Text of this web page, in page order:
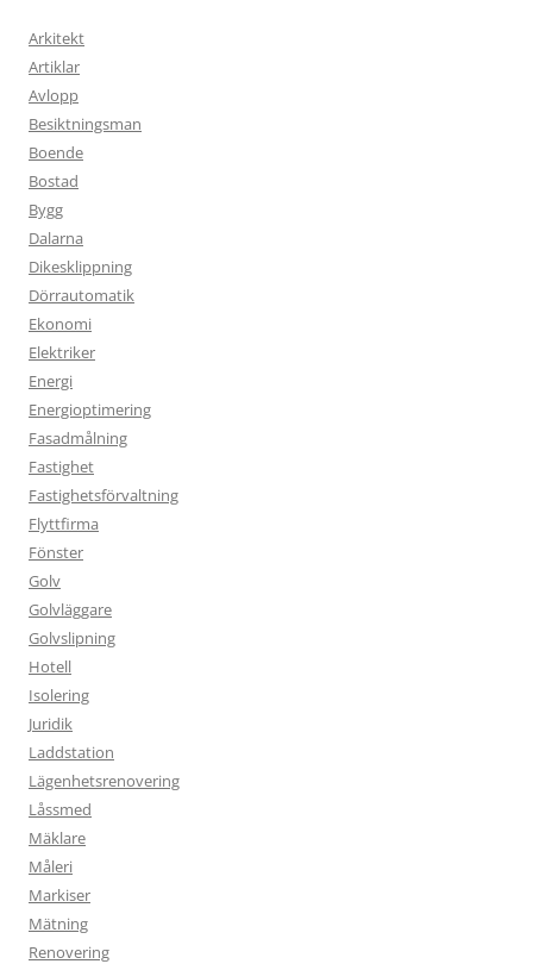
Arkitekt
Artiklar
Avlopp
Besiktningsman
Boende
Bostad
Bygg
Dalarna
Dikesklippning
Dörrautomatik
Ekonomi
Elektriker
Energi
Energioptimering
Fasadmålning
Fastighet
Fastighetsförvaltning
Flyttfirma
Fönster
Golv
Golvläggare
Golvslipning
Hotell
Isolering
Juridik
Laddstation
Lägenhetsrenovering
Låssmed
Mäklare
Måleri
Markiser
Mätning
Renovering